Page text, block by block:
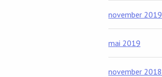
november 2019
mai 2019
november 2018